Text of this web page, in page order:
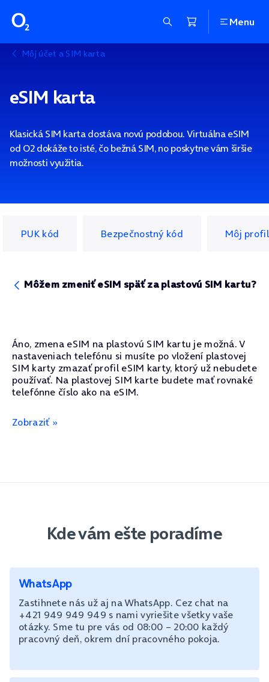
Menu
Môj účet a SIM karta
eSIM karta
Klasická SIM karta dostáva novú podobou. Virtuálna eSIM
od O2 dokáže to isté, čo bežná SIM, no poskytne vám širšie
možnosti využitia.
PUK kód Bezpečnostný kód Môj profil
Môžem zmeniť eSIM späť za plastovú SIM kartu?
Áno, zmena eSIM na plastovú SIM kartu je možná. V
nastaveniach telefónu si musíte po vložení plastovej
SIM karty zmazať profil eSIM karty, ktorý už nebudete
používať. Na plastovej SIM karte budete mať rovnaké
telefónne číslo ako na eSIM.
Zobraziť »
Kde vám ešte poradíme
WhatsApp
Zastihnete nás už aj na WhatsApp. Cez chat na
+421 949 949 949 s nami vyriešite všetky vaše
otázky. Sme tu pre vás od 08:00 – 20:00 každý
pracovný deň, okrem dní pracovného pokoja.